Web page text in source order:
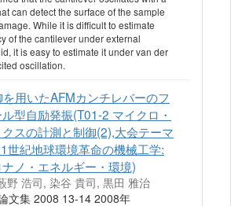
can detect the surface of the sample
While it is difficult to estimate
of the cantilever under external
it is easy to estimate it under van der
oscillation.
用いたAFMカンチレバーのフ
型自励発振(T01-2 マイクロ・
スの計測と制御(2),大会テーマ
世紀地球環境革命の機械工学:
ノ・エネルギー・環境)
野 浩司, 染谷 貴司, 黒田 雅治
文集 2008 13-14 2008年